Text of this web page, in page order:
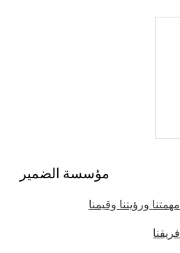
مؤسسة الضمير
مهمتنا ورؤيتنا وقيمنا
فريقنا